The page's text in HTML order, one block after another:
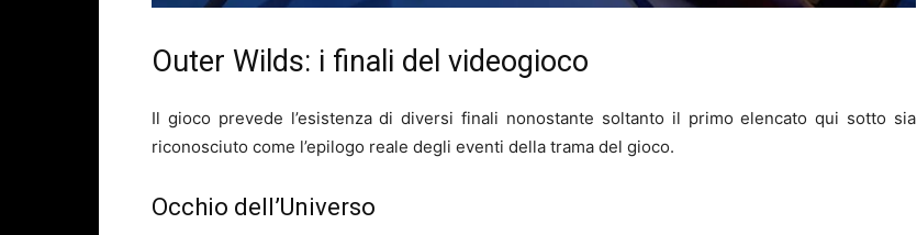
Outer Wilds: i finali del videogioco
Il gioco prevede l’esistenza di diversi finali nonostante soltanto il primo elencato qui sotto sia
riconosciuto come l’epilogo reale degli eventi della trama del gioco.
Occhio dell’Universo